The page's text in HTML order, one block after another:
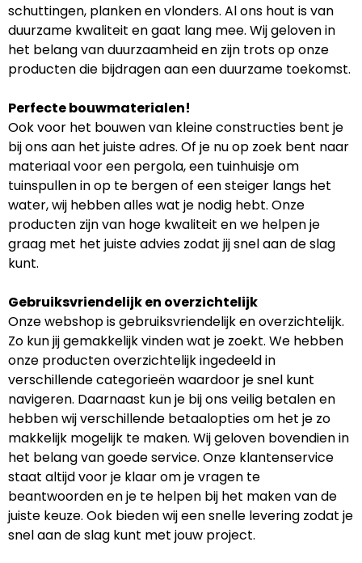
schuttingen, planken en vlonders. Al ons hout is van
duurzame kwaliteit en gaat lang mee. Wij geloven in
het belang van duurzaamheid en zijn trots op onze
producten die bijdragen aan een duurzame toekomst.
Perfecte bouwmaterialen!
Ook voor het bouwen van kleine constructies bent je
bij ons aan het juiste adres. Of je nu op zoek bent naar
materiaal voor een pergola, een tuinhuisje om
tuinspullen in op te bergen of een steiger langs het
water, wij hebben alles wat je nodig hebt. Onze
producten zijn van hoge kwaliteit en we helpen je
graag met het juiste advies zodat jij snel aan de slag
kunt.
Gebruiksvriendelijk en overzichtelijk
Onze webshop is gebruiksvriendelijk en overzichtelijk.
Zo kun jij gemakkelijk vinden wat je zoekt. We hebben
onze producten overzichtelijk ingedeeld in
verschillende categorieën waardoor je snel kunt
navigeren. Daarnaast kun je bij ons veilig betalen en
hebben wij verschillende betaalopties om het je zo
makkelijk mogelijk te maken. Wij geloven bovendien in
het belang van goede service. Onze klantenservice
staat altijd voor je klaar om je vragen te
beantwoorden en je te helpen bij het maken van de
juiste keuze. Ook bieden wij een snelle levering zodat je
snel aan de slag kunt met jouw project.